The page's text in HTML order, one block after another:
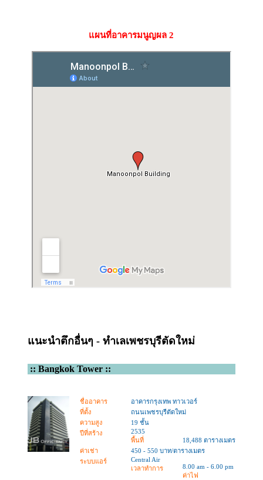
แผนที่อาคารมนูญผล 2
แนะนำตึกอื่นๆ - ทำเลเพชรบุรีตัดใหม่
::Bangkok Tower ::
ชื่ออาคาร
อาคารกรุงเทพ ทาวเวอร์
ที่ตั้ง
ถนนเพชรบุรีตัดใหม่
ความสูง
19 ชั้น
ปีที่สร้าง
2535
พื้นที่
18,488 ตารางเมตร
ค่าเช่า
450 - 550 บาท/ตารางเมตร
ระบบแอร์
Central Air
เวลาทำการ
8.00 am - 6.00 pm
ค่าไฟ